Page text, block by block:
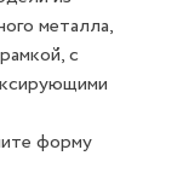
металла,
с
форму